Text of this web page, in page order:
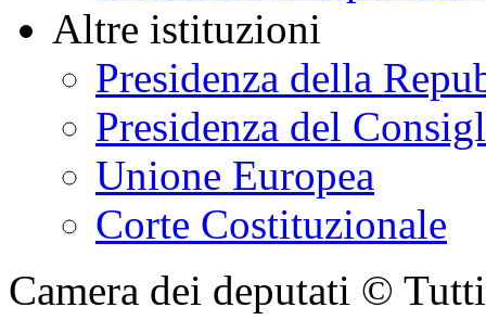
Altre istituzioni
Presidenza della
Presidenza del
Unione Europea
Corte Costituzionale
Camera dei deputati ©